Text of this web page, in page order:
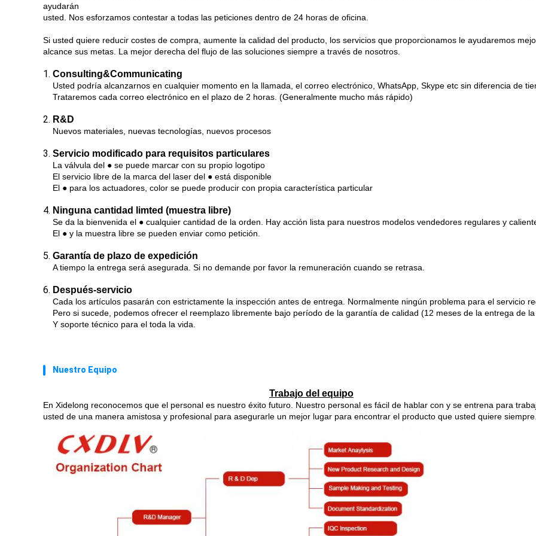
ayudarán
usted. Nos esforzamos contestar a todas las peticiones dentro de 24 horas de oficina.
Si usted quiere reducir costes de compra, aumente la calidad del producto, los servicios que proporcionamos le ayudaremos
alcance sus metas. La mejor derecha del flujo de las soluciones siempre a través de nosotros.
1. Consulting&Communicating
Usted podría alcanzarnos en cualquier momento en la llamada, el correo electrónico, WhatsApp, Skype etc sin diferencia de
Trataremos cada correo electrónico en el plazo de 2 horas. (Generalmente mucho más rápido)
2. R&D
Nuevos materiales, nuevas tecnologías, nuevos procesos
3. Servicio modificado para requisitos particulares
La válvula del ● se puede marcar con su propio logotipo
El servicio libre de la marca del laser del ● está disponible
El ● para los actuadores, color se puede producir con propia característica particular
4. Ninguna cantidad limted (muestra libre)
Se da la bienvenida el ● cualquier cantidad de la orden. Hay acción lista para nuestros modelos vendedores regulares y
El ● y la muestra libre se pueden enviar como petición.
5. Garantía de plazo de expedición
A tiempo la entrega será asegurada. Si no demande por favor la remuneración cuando se retrasa.
6. Después-servicio
Cada los artículos pasarán con estrictamente la inspección antes de entrega. Normalmente ningún problema para el servicio
Pero si sucede, podemos ofrecer el reemplazo libremente bajo período de la garantía de calidad (12 meses de la entrega de la
Y soporte técnico para el toda la vida.
Nuestro Equipo
Trabajo del equipo
En Xidelong reconocemos que el personal es nuestro éxito futuro. Nuestro personal es fácil de hablar con y se entrena para
usted de una manera amistosa y profesional para asegurarle un mejor lugar para encontrar el producto que usted quiere siempre.